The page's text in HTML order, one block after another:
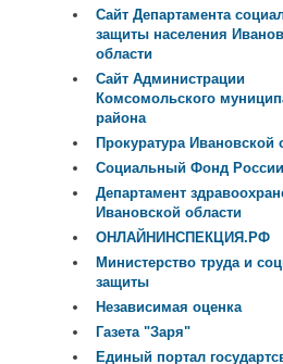
Сайт Департамента
защиты населения
области
Сайт Администрации
Комсомольского
района
Прокуратура Ивановской
Социальный Фонд России
Департамент
Ивановской области
ОНЛАЙНИНСПЕКЦИЯ.РФ
Министерство труда и
защиты
Независимая оценка
Газета "Заря"
Единый портал